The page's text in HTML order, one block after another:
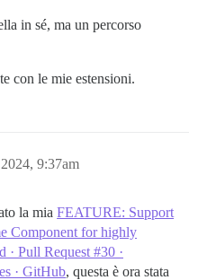
in sé, ma un percorso
con le mie estensioni.
9:37am
la miaFEATURE: Support
Component for highly
· Pull Request #30 ·
· GitHub, questa è ora stata